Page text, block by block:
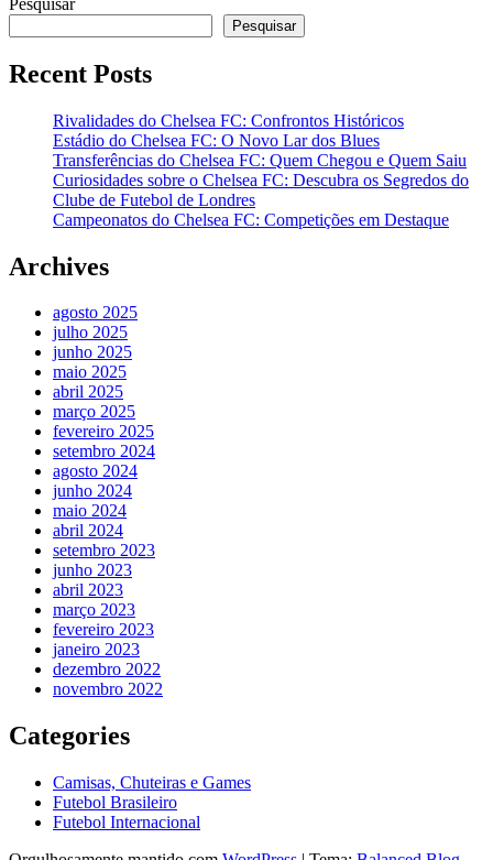
Pesquisar
Recent Posts
Rivalidades do Chelsea FC: Confrontos Históricos
Estádio do Chelsea FC: O Novo Lar dos Blues
Transferências do Chelsea FC: Quem Chegou e Quem Saiu
Curiosidades sobre o Chelsea FC: Descubra os Segredos do
Clube de Futebol de Londres
Campeonatos do Chelsea FC: Competições em Destaque
Archives
agosto 2025
julho 2025
junho 2025
maio 2025
abril 2025
março 2025
fevereiro 2025
setembro 2024
agosto 2024
junho 2024
maio 2024
abril 2024
setembro 2023
junho 2023
abril 2023
março 2023
fevereiro 2023
janeiro 2023
dezembro 2022
novembro 2022
Categories
Camisas, Chuteiras e Games
Futebol Brasileiro
Futebol Internacional